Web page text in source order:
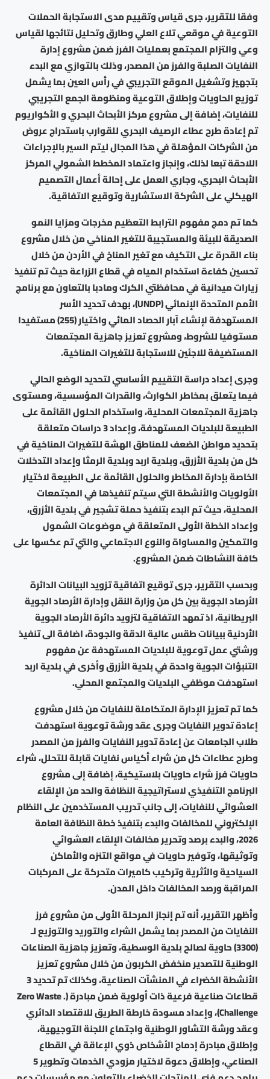
وفقا للتقرير، جرى قياس وتقييم مدى الاستجابة الحملات
التوعية في موقعي تلاع العلي وطارق وتحليل نتائجها لقياس
وعي والتزام المجتمع بعمليات الفرز ضمن مشروع إدارة
النفايات الصلبة والفرز من المصدر، وذلك بالتوازي مع البدء
بتجهيز وتشغيل الموقع التجريبي في رأس العين بما يشمل
توزيع الحاويات وإطلاق التوعية ومنظومة الجمع التجريبي
للنفايات، إضافة إلى مشروع مركز الأبحاث البحري و الأكواريوم
تم إعادة طرح عطاء الرصيف البحري للقوارب باستدراج عروض
من الشركات المؤهلة في هذا المجال ليتم السير بالإجراءات
اللاحقة تبعا لذلك، وإنجاز واعتماد المخطط الشمولي المركز
الأبحاث البحري، وجاري العمل على إحالة أعمال التصميم
الهيكلي على الشركة الاستشارية وتوقيع الاتفاقية.
كما تم دمج مفهوم الترابط التعظيم مخرجات ومزايا النمو
الصديقة للبيئة والمستجيبة للتغير المناخي من خلال مشروع
بناء القدرة على التكيف مع تغير المناخ في الأردن من خلال
تحسين كفاءة استخدام المياه في قطاع الزراعة حيث تم تنفيذ
زيارات ميدانية في محافظتي الكرك ومادبا بالتعاون مع برنامج
الأمم المتحدة الإنمائي (UNDP)، بهدف تحديد الأسر
المستهدفة لإنشاء آبار الحصاد المائي واختيار (255) مستفيدا
مستوفيا للشروط، ومشروع تعزيز جاهزية المجتمعات
المستضيفة للاجئين للاستجابة للتغيرات المناخية.
وجرى إعداد دراسة التقييم الأساسي لتحديد الوضع الحالي
فيما يتعلق بمخاطر الكوارث، والقدرات المؤسسية، ومستوى
جاهزية المجتمعات المحلية، واستخدام الحلول القائمة على
الطبيعة للبلديات المستهدفة، وإعداد 3 دراسات متعلقة
بتحديد مواطن الضعف للمناطق الهشة للتغيرات المناخية في
كل من بلدية الأزرق، وبلدية اربد وبلدية الرمثا وإعداد التدخلات
الخاصة بإدارة المخاطر والحلول القائمة على الطبيعة لاختيار
الأولويات والأنشطة التي سيتم تنفيذها في المجتمعات
المحلية، حيث تم البدء بتنفيذ حملة تشجير في بلدية الأزرق،
وإعداد الخطة الأولى المتعلقة في موضوعات الشمول
والتمكين والمساواة والنوع الاجتماعي والتي تم عكسها على
كافة النشاطات ضمن المشروع.
وبحسب التقرير، جرى توقيع اتفاقية تزويد البيانات الدائرة
الأرصاد الجوية بين كل من وزارة النقل وإدارة الأرصاد الجوية
البريطانية، اذ تمهد الاتفاقية لتزويد دائرة الأرصاد الجوية
الأردنية ببيانات طقس عالية الدقة والجودة، اضافة الى تنفيذ
ورشتي عمل توعوية للبلديات المستهدفة عن مفهوم
التنبؤات الجوية واحدة في بلدية الأزرق وأخرى في بلدية اربد
استهدفت موظفي البلديات والمجتمع المحلي.
كما تم تعزيز الإدارة المتكاملة للنفايات من خلال مشروع
إعادة تدوير النفايات وجرى عقد ورشة توعوية استهدفت
طلاب الجامعات عن إعادة تدوير النفايات والفرز من المصدر
وطرح عطاءات كل من شراء أكياس نفايات قابلة للتحلل، شراء
حاويات فرز شراء حاويات بلاستيكية، إضافة إلى مشروع
البرنامج التنفيذي لاستراتيجية النظافة والحد من الإلقاء
العشوائي للنفايات، إلى جانب تدريب المستخدمين على النظام
الإلكتروني للمخالفات والبدء بتنفيذ خطة النظافة العامة
2026، والبدء برصد وتحرير مخالفات الإلقاء العشوائي
وتوثيقها، وتوفير حاويات في مواقع التنزه والأماكن
السياحية والأثرية وتركيب كاميرات متحركة على المركبات
المراقبة ورصد المخالفات داخل المدن.
وأظهر التقرير، أنه تم إنجاز المرحلة الأولى من مشروع فرز
النفايات من المصدر بما يشمل الشراء والتوريد والتوزيع لـ
(3300) حاوية لصالح بلدية الوسطية، وتعزيز جاهزية الصناعات
الوطنية للتصدير منخفض الكربون من خلال مشروع تعزيز
الأنشطة الخضراء في المنشآت الصناعية، وكذلك تم تحديد 3
قطاعات صناعية فرعية ذات أولوية ضمن مبادرة (Zero Waste .
(Challenge، وإعداد مسودة خارطة الطريق للاقتصاد الدائري
وعقد ورشة التشاور الوطنية واجتماع اللجنة التوجيهية،
وإطلاق مبادرة إدماج الأشخاص ذوي الإعاقة في القطاع
الصناعي، وإطلاق دعوة لاختيار مزودي الخدمات وتطوير 5